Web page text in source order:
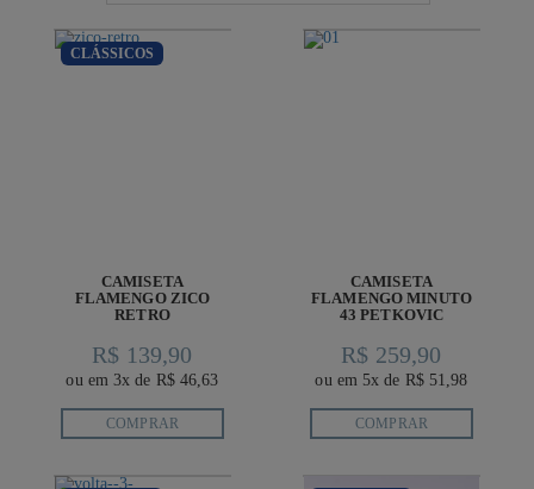
CLÁSSICOS
CAMISETA
FLAMENGO ZICO
RETRO
R$ 139,90
ou em 3x de R$ 46,63
COMPRAR
CAMISETA
FLAMENGO MINUTO
43 PETKOVIC
R$ 259,90
ou em 5x de R$ 51,98
COMPRAR